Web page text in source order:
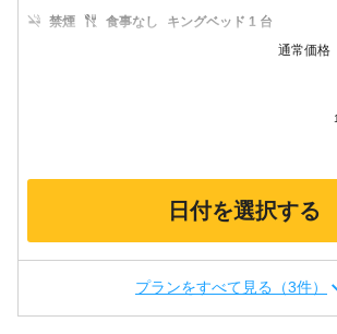
禁煙 食事なし
キングベッド 1 台
通常価格
日付を選択する
プランをすべて見る（3件）